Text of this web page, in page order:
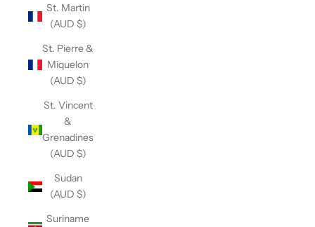
St. Martin
(AUD $)
St. Pierre &
Miquelon
(AUD $)
St. Vincent
&
Grenadines
(AUD $)
Sudan
(AUD $)
Suriname